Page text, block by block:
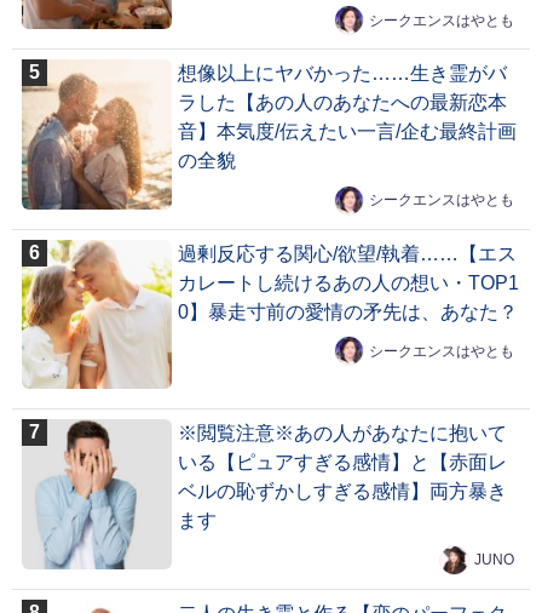
シークエンスはやとも
想像以上にヤバかった……生き霊がバ
ラした【あの人のあなたへの最新恋本
音】本気度/伝えたい一言/企む最終計画
の全貌
シークエンスはやとも
過剰反応する関心/欲望/執着……【エス
カレートし続けるあの人の想い・TOP1
0】暴走寸前の愛情の矛先は、あなた？
シークエンスはやとも
※閲覧注意※あの人があなたに抱いて
いる【ピュアすぎる感情】と【赤面レ
ベルの恥ずかしすぎる感情】両方暴き
ます
JUNO